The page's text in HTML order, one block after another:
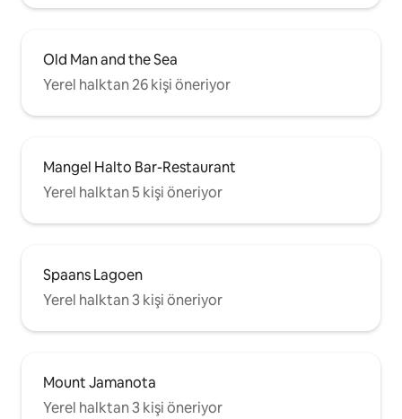
Old Man and the Sea
Yerel halktan 26 kişi öneriyor
Mangel Halto Bar-Restaurant
Yerel halktan 5 kişi öneriyor
Spaans Lagoen
Yerel halktan 3 kişi öneriyor
Mount Jamanota
Yerel halktan 3 kişi öneriyor